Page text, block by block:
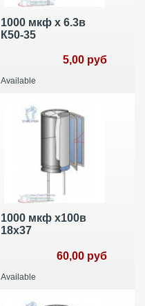
1000 мкф х 6.3в
К50-35
5,00 руб
Available
1000 мкф х100в
18х37
60,00 руб
Available